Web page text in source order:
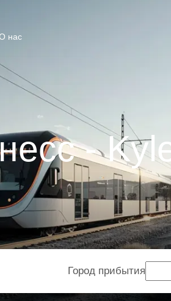
нас
-
Город прибытия